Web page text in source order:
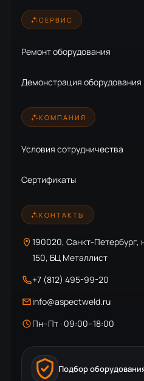
СЕРВИС
Ремонт оборудования
Демонстрация оборудования
КОМПАНИЯ
Условия сотрудничества
Сертификаты
КОНТАКТЫ
190020, Санкт-Петербург,
150, БЦ Металлист
+7 (812) 495-99-20
info@aspectweld.ru
Пн–Пт · 09:00–18:00
Подбор